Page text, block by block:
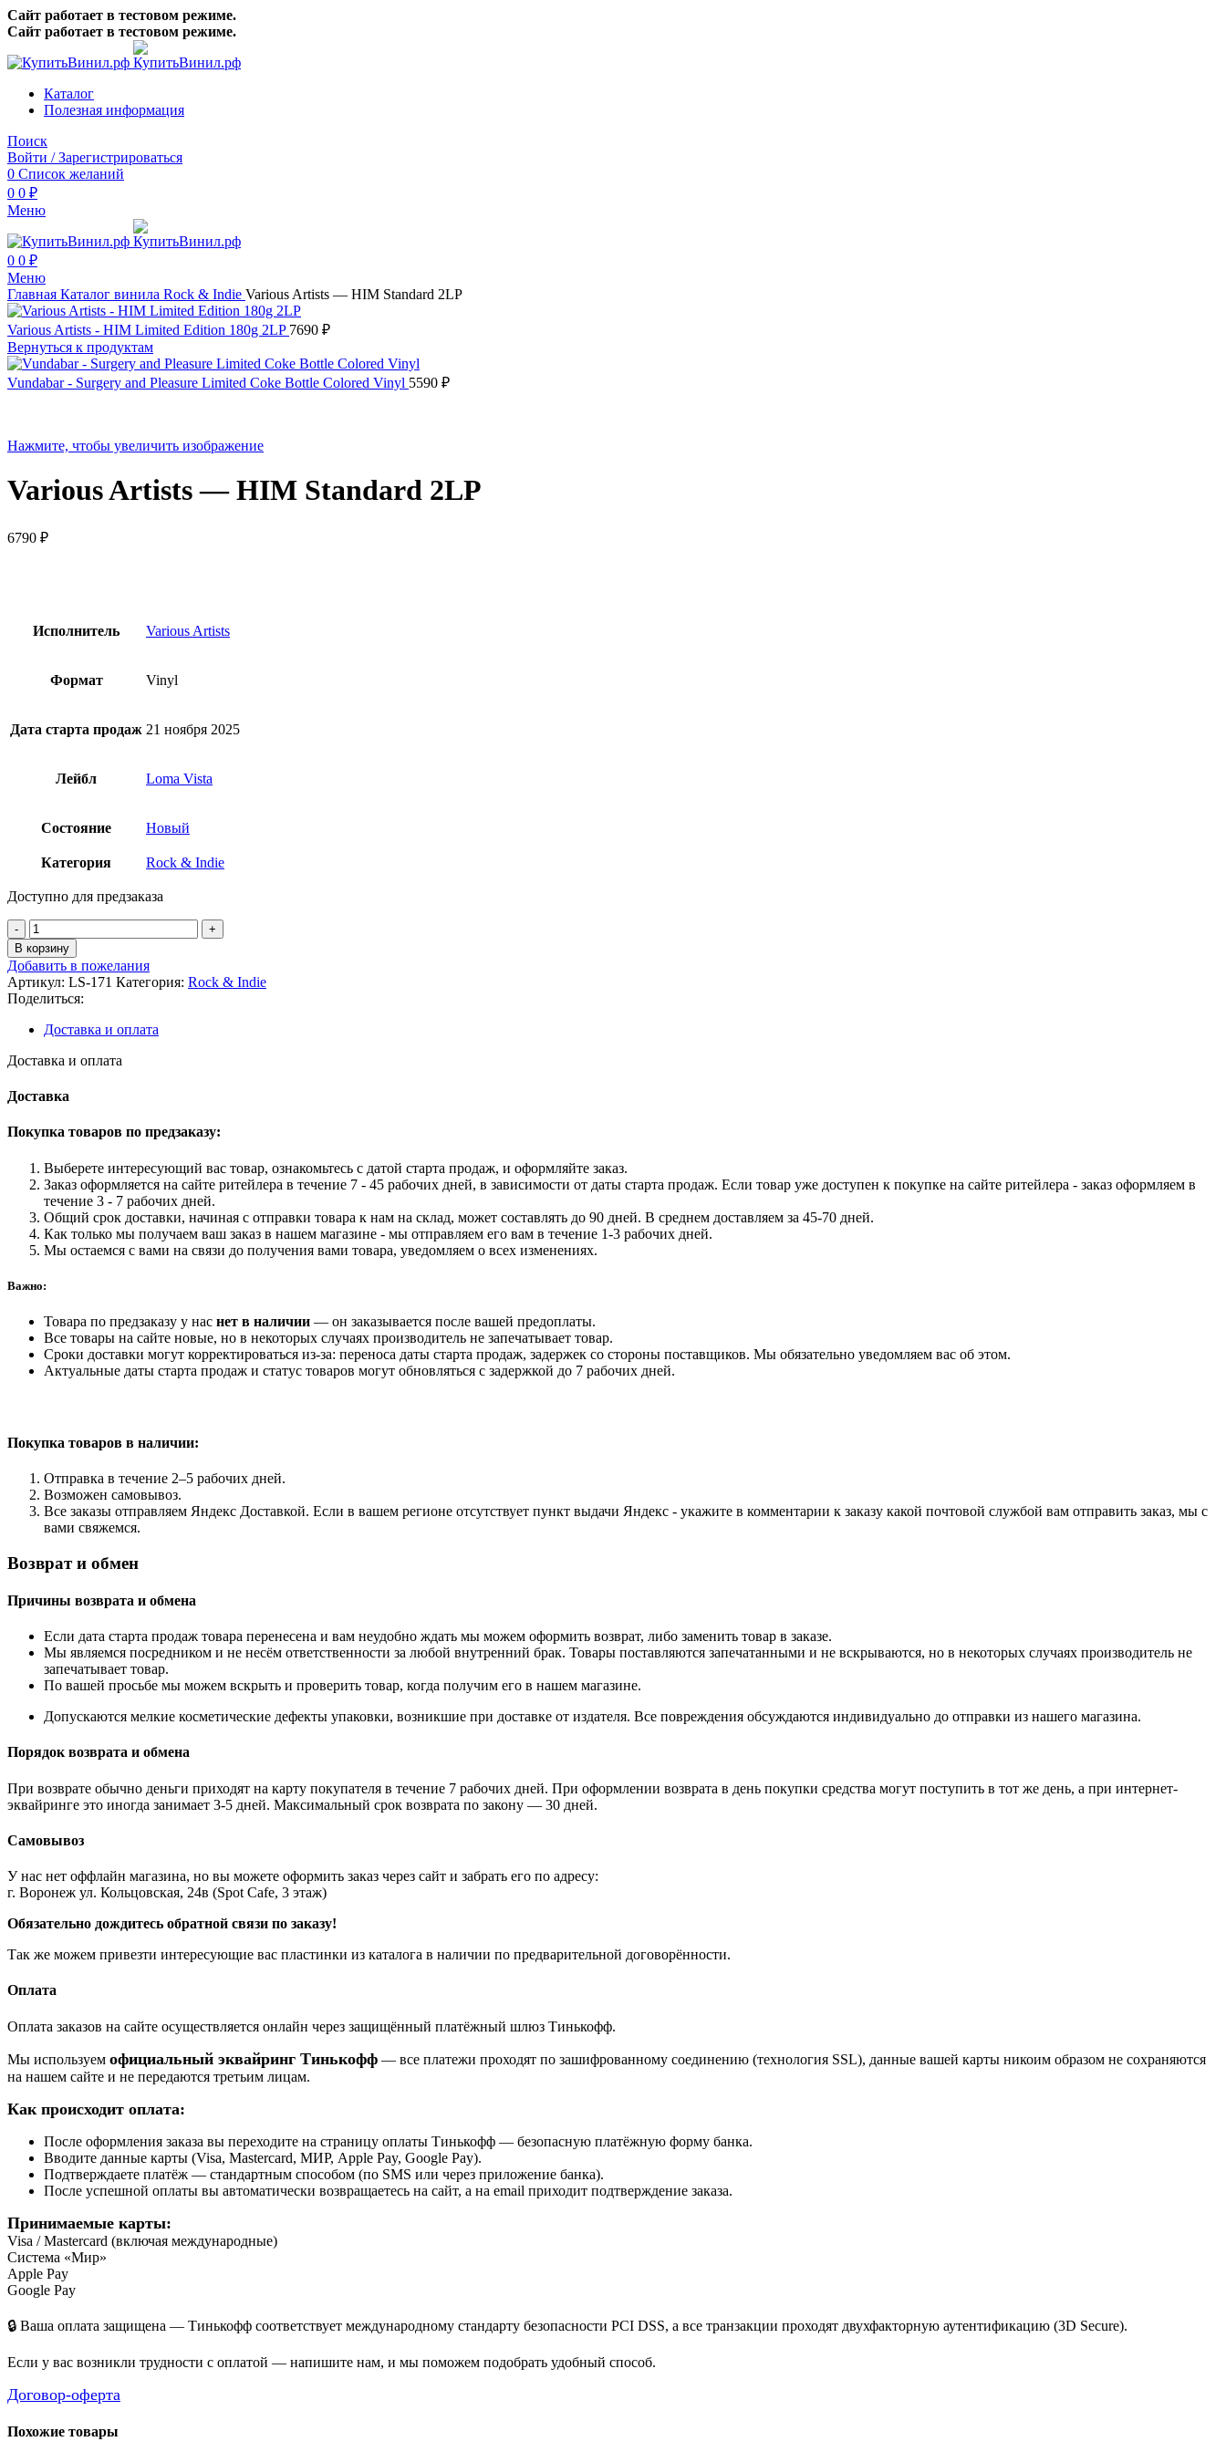
Сайт работает в тестовом режиме.
Сайт работает в тестовом режиме.
Каталог
Полезная информация
Поиск
Войти / Зарегистрироваться
0 Список желаний
0 0 ₽
Меню
0 0 ₽
Меню
Главная Каталог винила Rock & Indie Various Artists — HIM Standard 2LP
Various Artists - HIM Limited Edition 180g 2LP 7690 ₽
Вернуться к продуктам
Vundabar - Surgery and Pleasure Limited Coke Bottle Colored Vinyl 5590 ₽
Нажмите, чтобы увеличить изображение
Various Artists — HIM Standard 2LP
6790 ₽
Исполнитель Various Artists
Формат Vinyl
Дата старта продаж 21 ноября 2025
Лейбл Loma Vista
Состояние Новый
Категория Rock & Indie
Доступно для предзаказа
Количество
товара
Various
Artists
-
HIM
Standard
2LP
В корзину
Добавить в пожелания
Артикул: LS-171 Категория: Rock & Indie
Поделиться:
Доставка и оплата
Доставка и оплата
Доставка
Покупка товаров по предзаказу:
Выберете интересующий вас товар, ознакомьтесь с датой старта продаж, и оформляйте заказ.
Заказ оформляется на сайте ритейлера в течение 7 - 45 рабочих дней, в зависимости от даты старта продаж. Если товар уже доступен к покупке на сайте ритейлера - заказ оформляем в
течение 3 - 7 рабочих дней.
Общий срок доставки, начиная с отправки товара к нам на склад, может составлять до 90 дней. В среднем доставляем за 45-70 дней.
Как только мы получаем ваш заказ в нашем магазине - мы отправляем его вам в течение 1-3 рабочих дней.
Мы остаемся с вами на связи до получения вами товара, уведомляем о всех изменениях.
Важно:
Товара по предзаказу у нас нет в наличии — он заказывается после вашей предоплаты.
Все товары на сайте новые, но в некоторых случаях производитель не запечатывает товар.
Сроки доставки могут корректироваться из-за: переноса даты старта продаж, задержек со стороны поставщиков. Мы обязательно уведомляем вас об этом.
Актуальные даты старта продаж и статус товаров могут обновляться с задержкой до 7 рабочих дней.
Покупка товаров в наличии:
Отправка в течение 2–5 рабочих дней.
Возможен самовывоз.
Все заказы отправляем Яндекс Доставкой. Если в вашем регионе отсутствует пункт выдачи Яндекс - укажите в комментарии к заказу какой почтовой службой вам отправить заказ, мы с
вами свяжемся.
Возврат и обмен
Причины возврата и обмена
Если дата старта продаж товара перенесена и вам неудобно ждать мы можем оформить возврат, либо заменить товар в заказе.
Мы являемся посредником и не несём ответственности за любой внутренний брак. Товары поставляются запечатанными и не вскрываются, но в некоторых случаях производитель не
запечатывает товар.
По вашей просьбе мы можем вскрыть и проверить товар, когда получим его в нашем магазине.
Допускаются мелкие косметические дефекты упаковки, возникшие при доставке от издателя. Все повреждения обсуждаются индивидуально до отправки из нашего магазина.
Порядок возврата и обмена
При возврате обычно деньги приходят на карту покупателя в течение 7 рабочих дней. При оформлении возврата в день покупки средства могут поступить в тот же день, а при интернет-
эквайринге это иногда занимает 3-5 дней. Максимальный срок возврата по закону — 30 дней.
Самовывоз
У нас нет оффлайн магазина, но вы можете оформить заказ через сайт и забрать его по адресу:
г. Воронеж ул. Кольцовская, 24в (Spot Cafe, 3 этаж)
Обязательно дождитесь обратной связи по заказу!
Так же можем привезти интересующие вас пластинки из каталога в наличии по предварительной договорённости.
Оплата
Оплата заказов на сайте осуществляется онлайн через защищённый платёжный шлюз Тинькофф.
Мы используем официальный эквайринг Тинькофф — все платежи проходят по зашифрованному соединению (технология SSL), данные вашей карты никоим образом не сохраняются
на нашем сайте и не передаются третьим лицам.
Как происходит оплата:
После оформления заказа вы переходите на страницу оплаты Тинькофф — безопасную платёжную форму банка.
Вводите данные карты (Visa, Mastercard, МИР, Apple Pay, Google Pay).
Подтверждаете платёж — стандартным способом (по SMS или через приложение банка).
После успешной оплаты вы автоматически возвращаетесь на сайт, а на email приходит подтверждение заказа.
Принимаемые карты:
Visa / Mastercard (включая международные)
Система «Мир»
Apple Pay
Google Pay
🔒 Ваша оплата защищена — Тинькофф соответствует международному стандарту безопасности PCI DSS, а все транзакции проходят двухфакторную аутентификацию (3D Secure).
Если у вас возникли трудности с оплатой — напишите нам, и мы поможем подобрать удобный способ.
Договор-оферта
Похожие товары